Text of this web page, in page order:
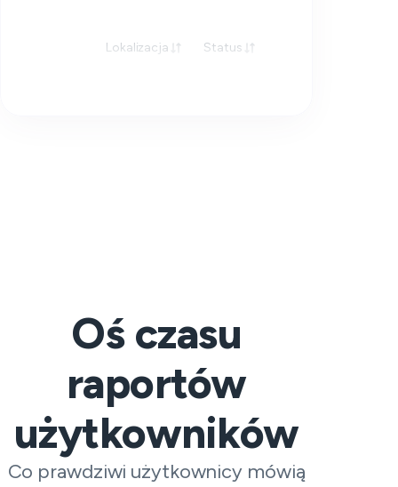
Lokalizacja Status
Oś czasu
raportów
użytkowników
Co prawdziwi użytkownicy mówią